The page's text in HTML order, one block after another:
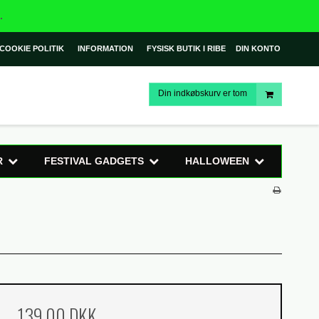
POLITIK INFORMATION FYSISK BUTIK I RIBE DIN KONTO
Din indkøbskurv er tom
FESTIVAL GADGETS HALLOWEEN